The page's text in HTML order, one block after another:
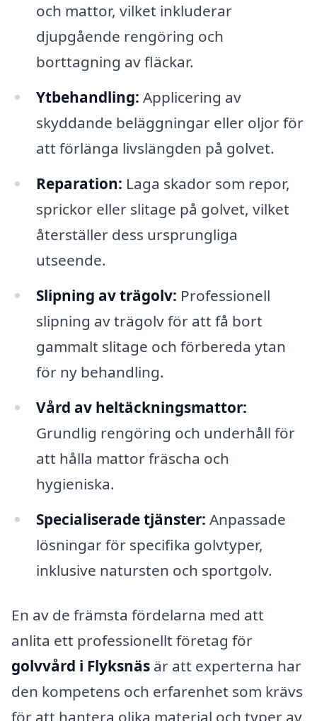
och mattor, vilket inkluderar
djupgående rengöring och
borttagning av fläckar.
Ytbehandling: Applicering av
skyddande beläggningar eller oljor för
att förlänga livslängden på golvet.
Reparation: Laga skador som repor,
sprickor eller slitage på golvet, vilket
återställer dess ursprungliga
utseende.
Slipning av trägolv: Professionell
slipning av trägolv för att få bort
gammalt slitage och förbereda ytan
för ny behandling.
Vård av heltäckningsmattor:
Grundlig rengöring och underhåll för
att hålla mattor fräscha och
hygieniska.
Specialiserade tjänster: Anpassade
lösningar för specifika golvtyper,
inklusive natursten och sportgolv.
En av de främsta fördelarna med att
anlita ett professionellt företag för
golvvård i Flyksnäs är att experterna har
den kompetens och erfarenhet som krävs
för att hantera olika material och typer av